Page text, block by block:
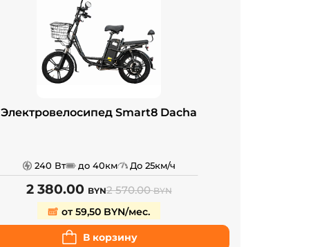
Электровелосипед Smart8 Dacha
240 Вт до 40км До 25км/ч
2 380.00 BYN2 570.00BYN
от 59,50 BYN/мес.
В корзину